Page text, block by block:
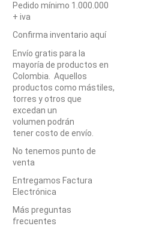
Pedido mínimo 1.000.000
+ iva
Confirma inventario aquí
Envío gratis para la
mayoría de productos en
Colombia. Aquellos
productos como mástiles,
torres y otros que
excedan un
volumen podrán
tener costo de envío.
No tenemos punto de
venta
Entregamos Factura
Electrónica
Más preguntas
frecuentes